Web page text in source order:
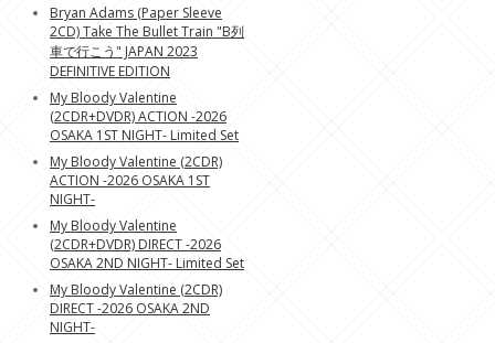
Bryan Adams (Paper Sleeve
2CD) Take The Bullet Train "B列
車で行こう" JAPAN 2023
DEFINITIVE EDITION
My Bloody Valentine
(2CDR+DVDR) ACTION -2026
OSAKA 1ST NIGHT- Limited Set
My Bloody Valentine (2CDR)
ACTION -2026 OSAKA 1ST
NIGHT-
My Bloody Valentine
(2CDR+DVDR) DIRECT -2026
OSAKA 2ND NIGHT- Limited Set
My Bloody Valentine (2CDR)
DIRECT -2026 OSAKA 2ND
NIGHT-